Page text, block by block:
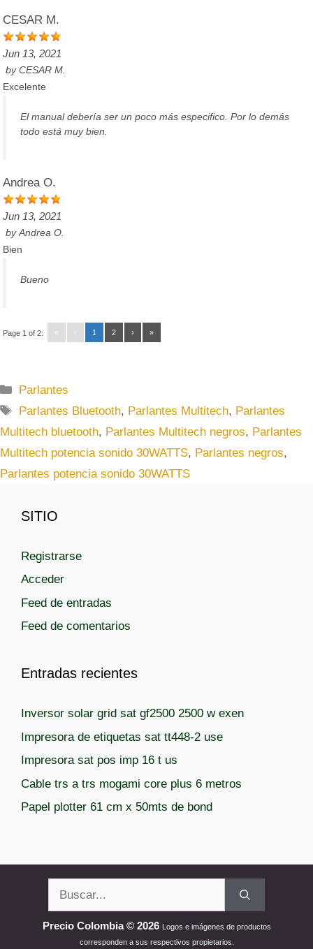
CESAR M.
Jun 13, 2021
byCESAR M.
Excelente
El manual debería ser un poco más especifico. Por lo demás
todo está muy bien.
Andrea O.
Jun 13, 2021
byAndrea O.
Bien
Bueno
Page 1 of 2: « ‹ 1 2 › »
C
a
e
g
o
í
Parlantes
E
t
q
u
t
s
Parlantes Bluetooth, Parlantes Multitech, Parlantes
Multitech bluetooth, Parlantes Multitech negros, Parlantes
Multitech potencia sonido 30WATTS, Parlantes negros,
Parlantes potencia sonido 30WATTS
SITIO
Registrarse
Acceder
Feed de entradas
Feed de comentarios
Entradas recientes
Inversor solar grid sat gf2500 2500 w exen
Impresora de etiquetas sat tt448-2 use
Impresora sat pos imp 16 t us
Cable trs a trs mogami core plus 6 metros
Papel plotter 61 cm x 50mts de bond
Precio Colombia © 2026
Logos e imágenes de productos
corresponden a sus respectivos propietarios.